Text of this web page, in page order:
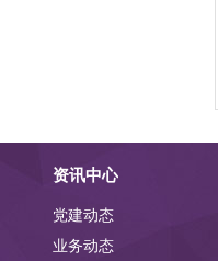
资讯中心
党建动态
业务动态